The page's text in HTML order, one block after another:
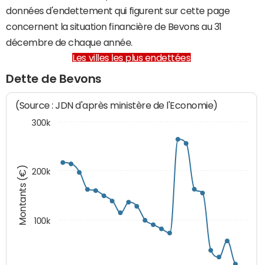
données d'endettement qui figurent sur cette page
concernent la situation financière de Bevons au 31
décembre de chaque année.
Les villes les plus endettées
Dette de Bevons
Montants (€)
(Source : JDN d'après ministère de l'Economie)
100k
200k
300k